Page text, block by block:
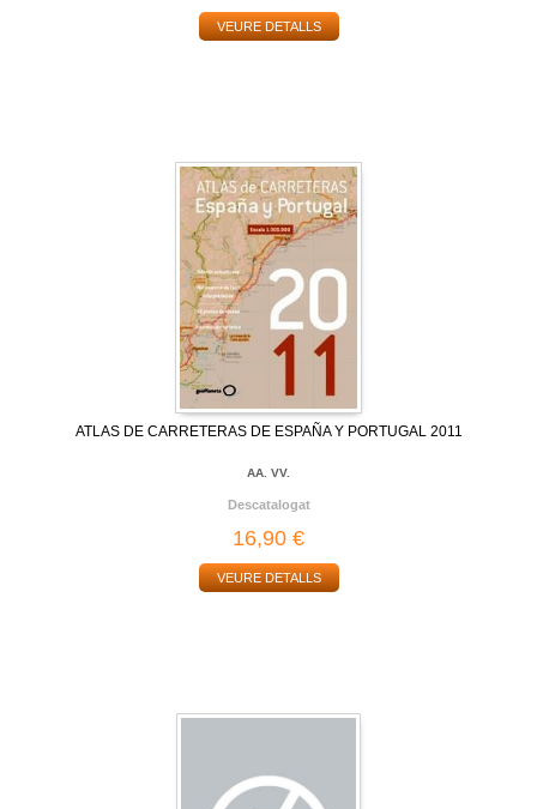
VEURE DETALLS
ATLAS DE CARRETERAS DE ESPAÑA Y PORTUGAL 2011
AA. VV.
Descatalogat
16,90 €
VEURE DETALLS